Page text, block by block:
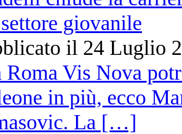
giovanile
il 24 Luglio